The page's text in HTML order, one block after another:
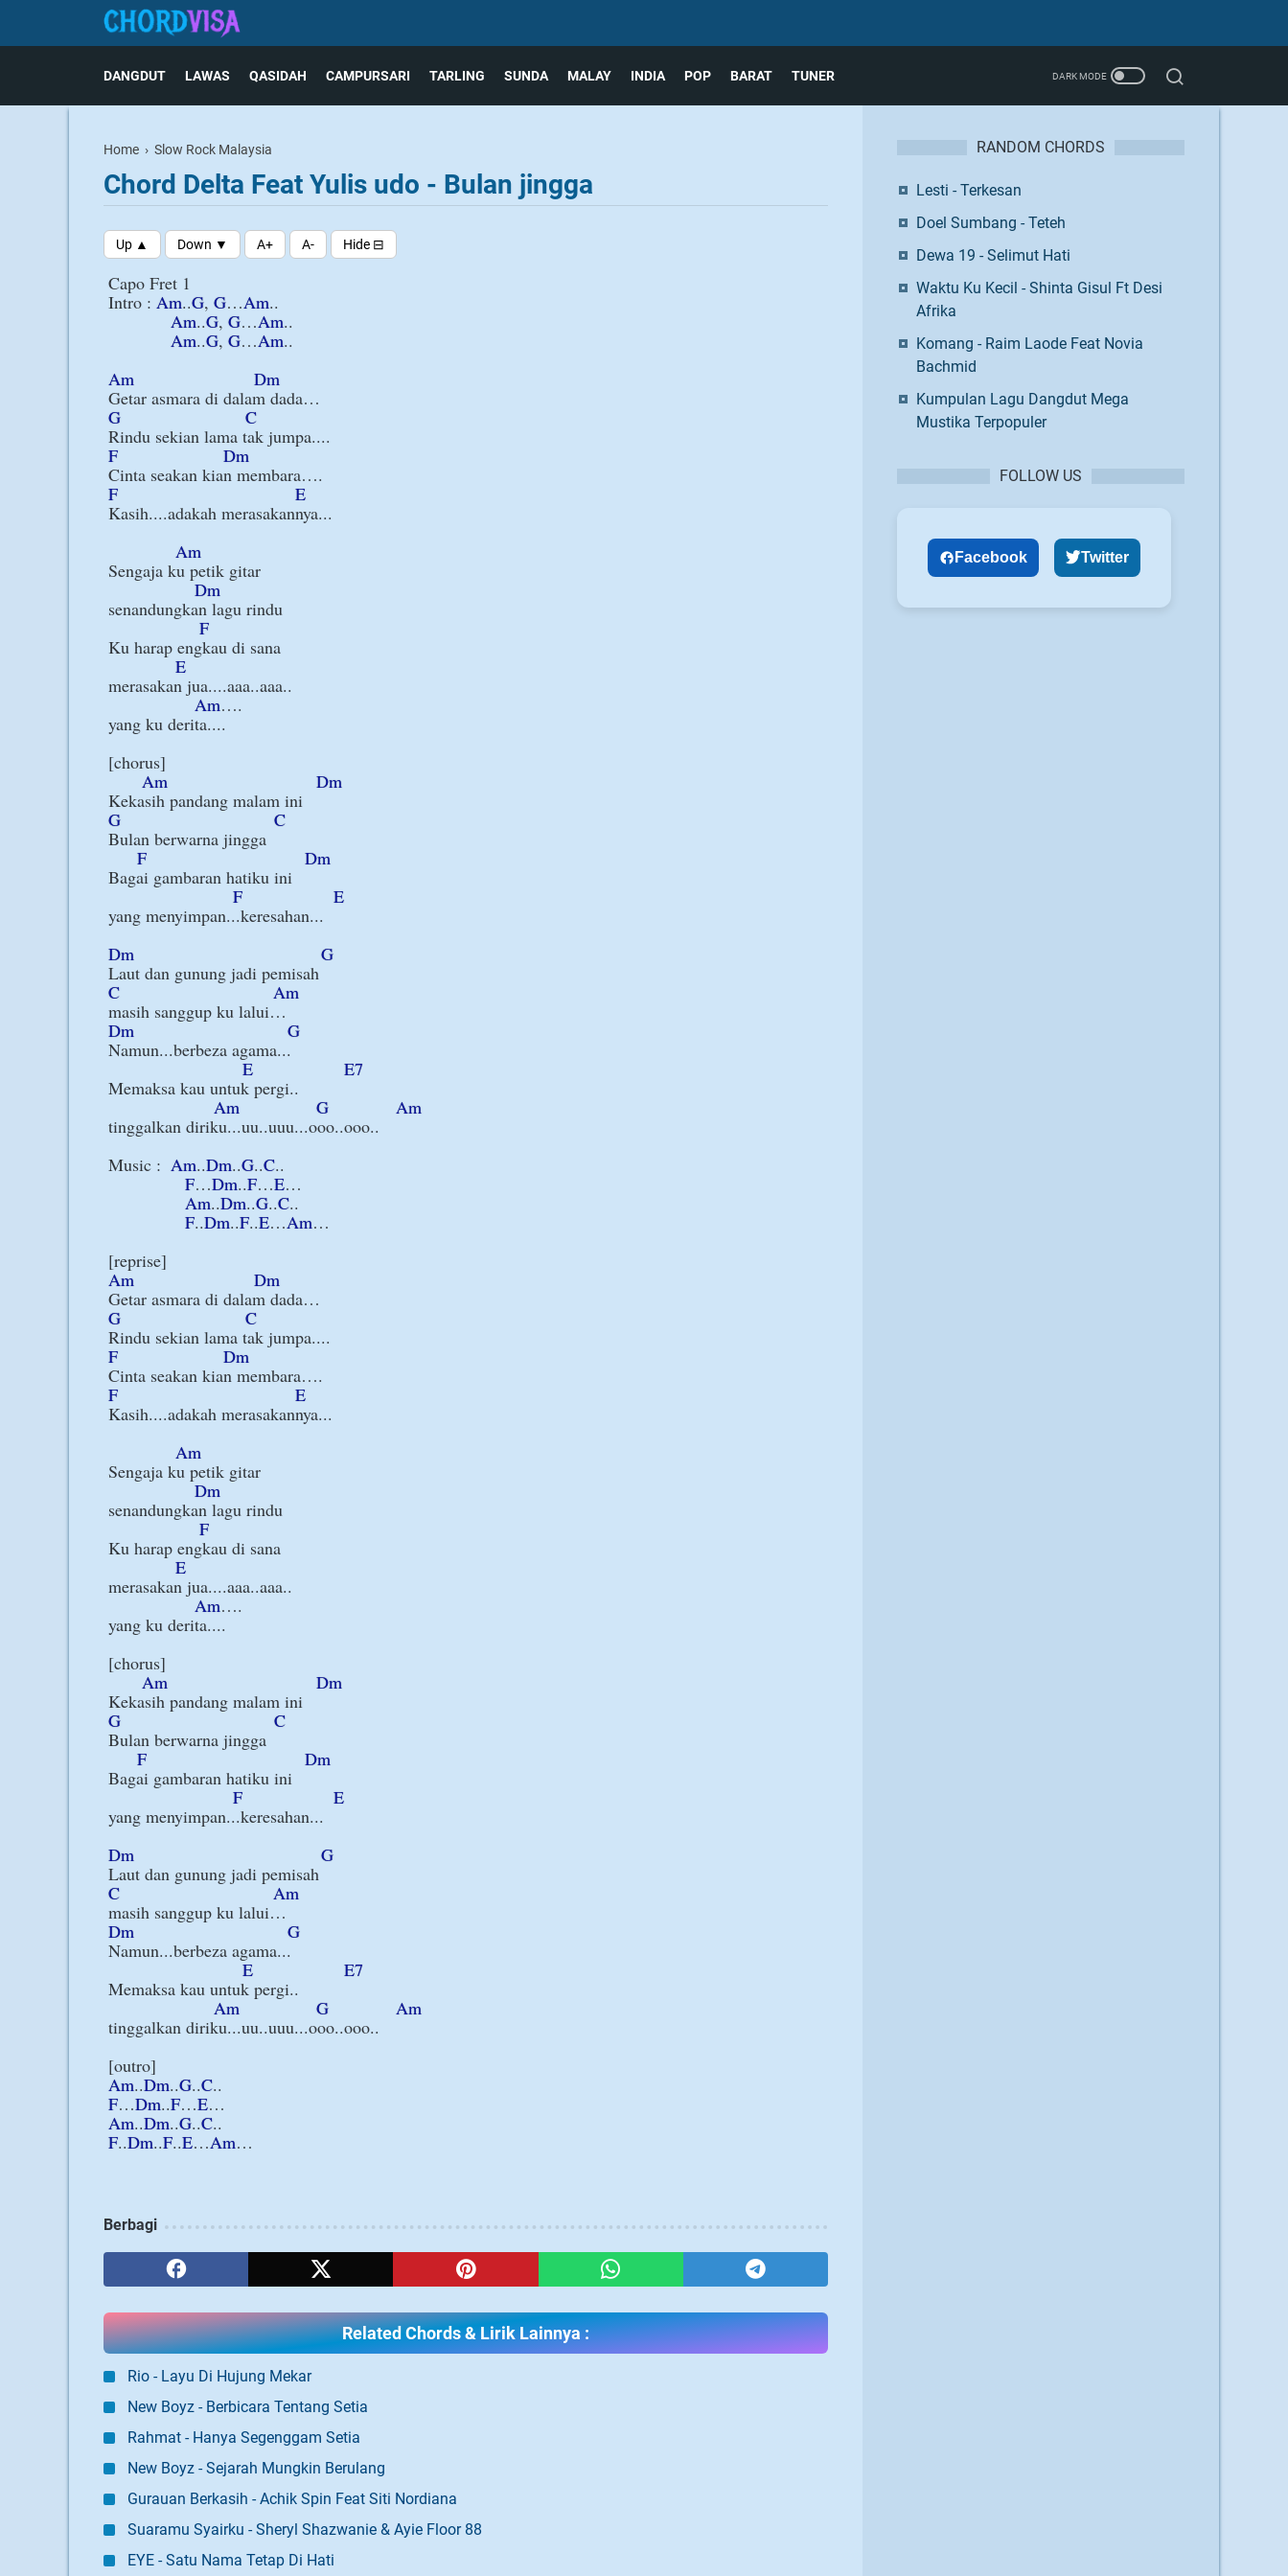
DANGDUT LAWAS QASIDAH CAMPURSARI TARLING SUNDA MALAY INDIA POP BARAT TUNER
Home › Slow Rock Malaysia
Chord Delta Feat Yulis udo - Bulan jingga
Capo Fret 1
Intro : Am..G, G…Am..
Am..G, G…Am..
Am..G, G…Am..
Am
Dm
G
C
F
Dm
F
E
Kasih....adakah merasakannya...
Am
Sengaja ku petik gitar
Dm
senandungkan lagu rindu
F
Ku harap engkau di sana
E
merasakan jua....aaa..aaa..
Am….
yang ku derita....
[chorus]
Am
Dm
G
C
Bulan berwarna jingga
F
Dm
Bagai gambaran hatiku ini
F
E
yang menyimpan...keresahan...
Dm
G
C
Am
Dm
G
Namun...berbeza agama...
E
E7
Memaksa kau untuk pergi..
Am
G
Am
tinggalkan diriku...uu..uuu...ooo..ooo..
Music : Am..Dm..G..C..
F…Dm..F…E…
Am..Dm..G..C..
F..Dm..F..E…Am…
Am
Dm
G
C
F
Dm
F
E
Kasih....adakah merasakannya...
Am
Sengaja ku petik gitar
Dm
senandungkan lagu rindu
F
Ku harap engkau di sana
E
merasakan jua....aaa..aaa..
Am….
yang ku derita....
[chorus]
Am
Dm
G
C
Bulan berwarna jingga
F
Dm
Bagai gambaran hatiku ini
F
E
yang menyimpan...keresahan...
Dm
G
C
Am
Dm
G
Namun...berbeza agama...
E
E7
Memaksa kau untuk pergi..
Am
G
Am
tinggalkan diriku...uu..uuu...ooo..ooo..
Am..Dm..G..C
F…Dm..F…E
Am..Dm..G..C
F..Dm..F..E…Am
Berbagi
Related Chords & Lirik Lainnya :
Rio - Layu Di Hujung Mekar
New Boyz - Berbicara Tentang Setia
Rahmat - Hanya Segenggam Setia
New Boyz - Sejarah Mungkin Berulang
Gurauan Berkasih - Achik Spin Feat Siti Nordiana
Suaramu Syairku - Sheryl Shazwanie & Ayie Floor 88
EYE - Satu Nama Tetap Di Hati
RANDOM CHORDS
Lesti - Terkesan
Doel Sumbang - Teteh
Dewa 19 - Selimut Hati
Waktu Ku Kecil - Shinta Gisul Ft Desi
Afrika
Komang - Raim Laode Feat Novia
Bachmid
Kumpulan Lagu Dangdut Mega
Mustika Terpopuler
FOLLOW US
Facebook Twitter